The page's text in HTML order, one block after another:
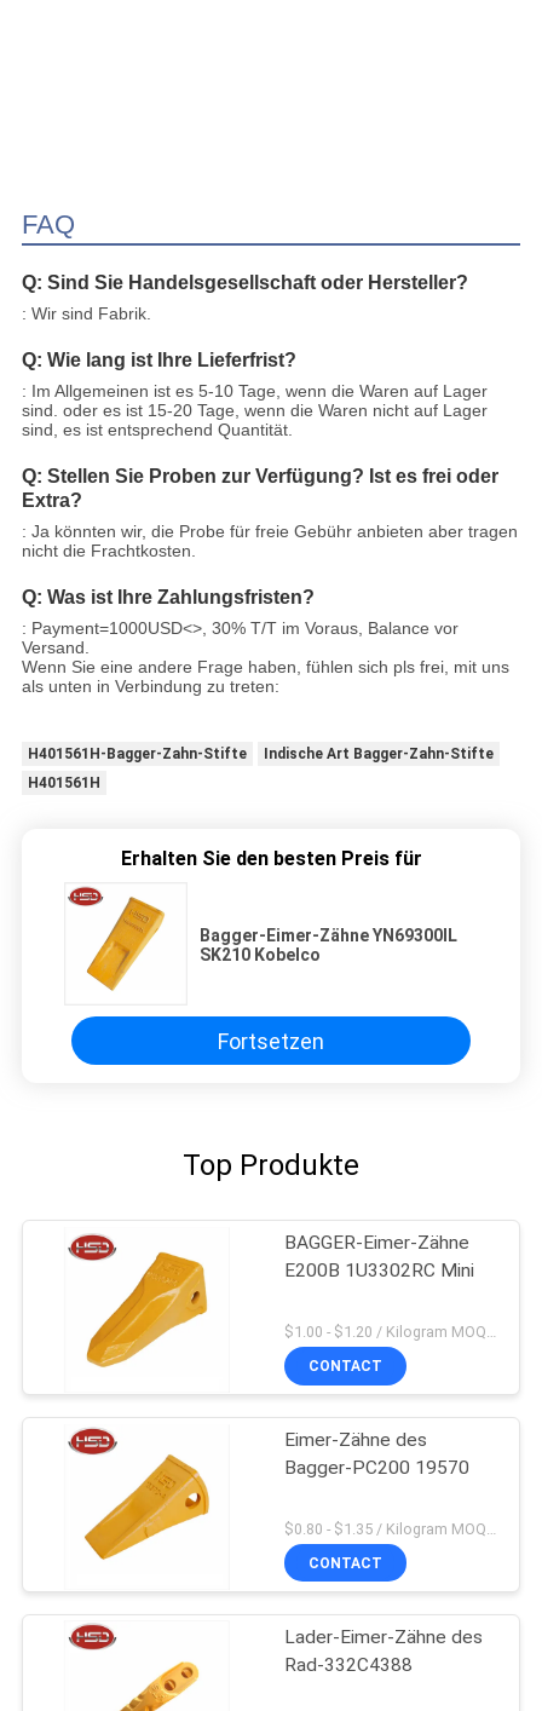
FAQ
Q: Sind Sie Handelsgesellschaft oder Hersteller?
: Wir sind Fabrik.
Q: Wie lang ist Ihre Lieferfrist?
: Im Allgemeinen ist es 5-10 Tage, wenn die Waren auf Lager
sind. oder es ist 15-20 Tage, wenn die Waren nicht auf Lager
sind, es ist entsprechend Quantität.
Q: Stellen Sie Proben zur Verfügung? Ist es frei oder
Extra?
: Ja könnten wir, die Probe für freie Gebühr anbieten aber tragen
nicht die Frachtkosten.
Q: Was ist Ihre Zahlungsfristen?
: Payment=1000USD<>, 30% T/T im Voraus, Balance vor
Versand.
Wenn Sie eine andere Frage haben, fühlen sich pls frei, mit uns
als unten in Verbindung zu treten:
H401561H-Bagger-Zahn-Stifte
Indische Art Bagger-Zahn-Stifte
H401561H
Erhalten Sie den besten Preis für
Bagger-Eimer-Zähne YN69300IL
SK210 Kobelco
Fortsetzen
Top Produkte
BAGGER-Eimer-Zähne
E200B 1U3302RC Mini
CONTACT
Eimer-Zähne des
Bagger-PC200 19570
CONTACT
Lader-Eimer-Zähne des
Rad-332C4388